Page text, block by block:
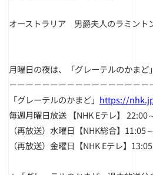
オーストラリア 男爵夫人のラミン
月曜日の夜は、「グレーテルのかまど
－－－－－－－－－－－－－－－－
「グレーテルのかまど」 https://
毎週月曜日放送 【NHK Eテレ】 22:00
（再放送）水曜日【NHK総合】11:05
（再放送）金曜日【NHK Eテレ】